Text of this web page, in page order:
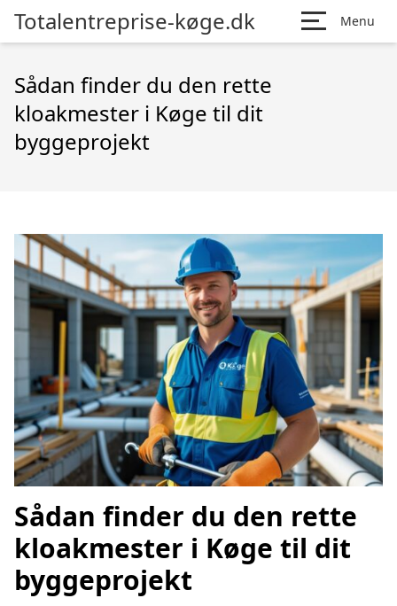
Totalentreprise-køge.dk Menu
Sådan finder du den rette
kloakmester i Køge til dit
byggeprojekt
Sådan finder du den rette
kloakmester i Køge til dit
byggeprojekt